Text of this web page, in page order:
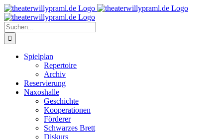
Zum
Inhalt
springen
Suche
nach:
Spielplan
Repertoire
Archiv
Reservierung
Naxoshalle
Geschichte
Kooperationen
Förderer
Schwarzes Brett
Diskurs